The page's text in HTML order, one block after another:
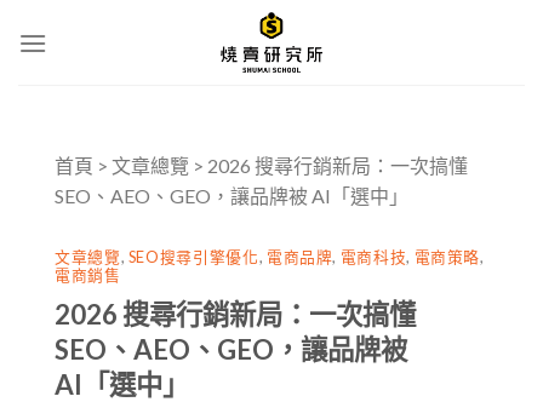
首頁 > 文章總覽 > 2026 搜尋行銷新局：一次搞懂
SEO、AEO、GEO，讓品牌被 AI「選中」
文章總覽, SEO搜尋引擎優化, 電商品牌, 電商科技, 電商策略,
電商銷售
2026 搜尋行銷新局：一次搞懂
SEO、AEO、GEO，讓品牌被
AI「選中」